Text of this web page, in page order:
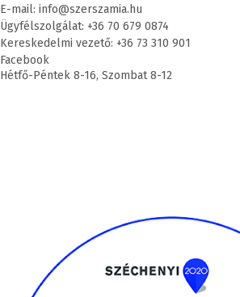
E-mail: info@szerszamia.hu
Ügyfélszolgálat: +36 70 679 0874
Kereskedelmi vezető: +36 73 310 901
Facebook
Hétfő-Péntek 8-16, Szombat 8-12